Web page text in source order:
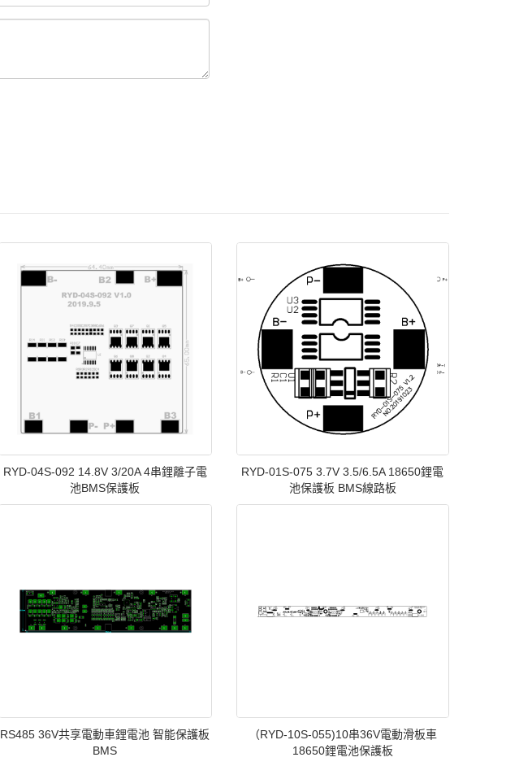
RYD-04S-092 14.8V 3/20A 4串鋰離子電
池BMS保護板
RYD-01S-075 3.7V 3.5/6.5A 18650鋰電
池保護板 BMS線路板
RS485 36V共享電動車鋰電池 智能保護板
BMS
（RYD-10S-055)10串36V電動滑板車
18650鋰電池保護板